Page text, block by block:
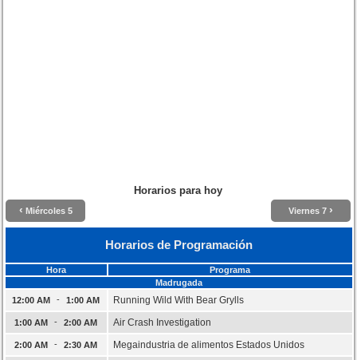
Horarios para hoy
‹ Miércoles 5 Viernes 7 ›
Horarios de Programación
Hora
Programa
Madrugada
12:00 AM
- 1:00 AM Running Wild With Bear Grylls
1:00 AM - 2:00 AM Air Crash Investigation
2:00 AM - 2:30 AM Megaindustria de alimentos Estados Unidos